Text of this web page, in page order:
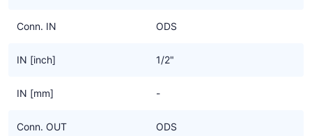
Conn. IN ODS
IN [inch] 1/2"
IN [mm] -
Conn. OUT ODS